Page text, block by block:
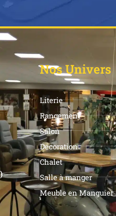
Nos Univers
Literie
Rangement
Salon
Décoration
Chalet
Salle à manger
Meuble en Manguier